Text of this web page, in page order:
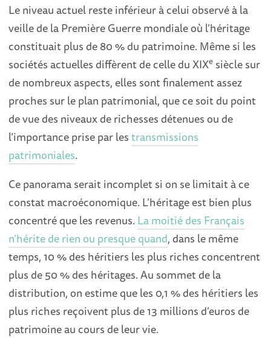
Le niveau actuel reste inférieur à celui observé à la
veille de la Première Guerre mondiale où l’héritage
constituait plus de 80 % du patrimoine. Même si les
sociétés actuelles diffèrent de celle du XIXe siècle sur
de nombreux aspects, elles sont finalement assez
proches sur le plan patrimonial, que ce soit du point
de vue des niveaux de richesses détenues ou de
l’importance prise par lestransmissions
patrimoniales.
Ce panorama serait incomplet si on se limitait à ce
constat macroéconomique. L’héritage est bien plus
concentré que les revenus. La moitié des Français
n’hérite de rien ou presque quand, dans le même
temps, 10 % des héritiers les plus riches concentrent
plus de 50 % des héritages. Au sommet de la
distribution, on estime que les 0,1 % des héritiers les
plus riches reçoivent plus de 13 millions d’euros de
patrimoine au cours de leur vie.